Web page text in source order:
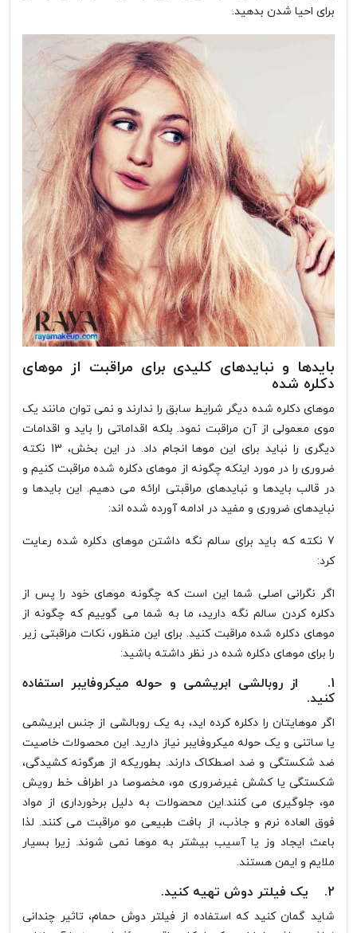
برای احیا شدن بدهید.
بایدها و نبایدهای کلیدی برای مراقبت از موهای
دکلره شده
موهای دکلره شده دیگر شرایط سابق را ندارند و نمی توان مانند یک
موی معمولی از آن مراقبت نمود. بلکه اقداماتی را باید و اقدامات
دیگری را نباید برای این موها انجام داد. در این بخش، 13 نکته
ضروری را در مورد اینکه چگونه از موهای دکلره شده مراقبت کنیم و
در قالب بایدها و نبایدهای مراقبتی ارائه می دهیم. این بایدها و
نبایدهای ضروری و مفید در ادامه آورده شده اند:
7 نکته که باید برای سالم نگه داشتن موهای دکلره شده رعایت
کرد:
اگر نگرانی اصلی شما این است که چگونه موهای خود را پس از
دکلره کردن سالم نگه دارید، ما به شما می گوییم که چگونه از
موهای دکلره شده مراقبت کنید. برای این منظور، نکات مراقبتی زیر
را برای موهای دکلره شده در نظر داشته باشید:
1. از روبالشی ابریشمی و حوله میکروفایبر استفاده
کنید.
اگر موهایتان را دکلره کرده اید، به یک روبالشی از جنس ابریشمی
یا ساتنی و یک حوله میکروفایبر نیاز دارید. این محصولات خاصیت
ضد شکستگی و ضد اصطکاک دارند. بطوریکه از هرگونه کشیدگی،
شکستگی یا کشش غیرضروری مو، مخصوصا در اطراف خط رویش
مو، جلوگیری می کنند.این محصولات به دلیل برخورداری از مواد
فوق العاده نرم و جاذب، از بافت طبیعی مو مراقبت می کنند. لذا
باعث ایجاد وز یا آسیب بیشتر به موها نمی شوند. زیرا بسیار
ملایم و ایمن هستند.
2. یک فیلتر دوش تهیه کنید.
شاید گمان کنید که استفاده از فیلتر دوش حمام، تاثیر چندانی